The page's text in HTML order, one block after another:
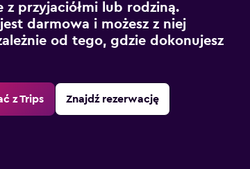
z przyjaciółmi lub rodziną.
darmowa i możesz z niej
od tego, gdzie dokonujesz
z Trips Znajdź rezerwację